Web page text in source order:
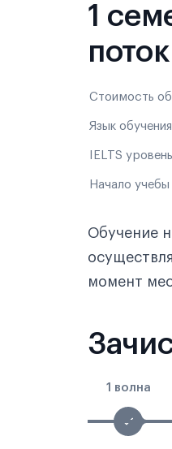
1
Стоимость
Язык обучения
IELTS уровень
Начало учебы
Обучение
момент
1 волна